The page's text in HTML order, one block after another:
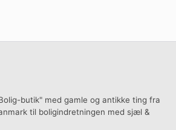
butik" med gamle og antikke ting fra
til boligindretningen med sjæl &